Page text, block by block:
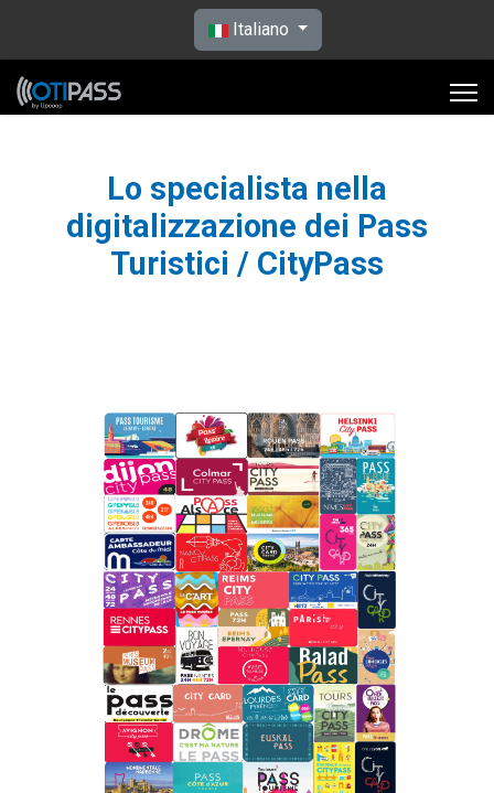
Seleziona la tua lingua
Italiano
Lo specialista nella
digitalizzazione dei Pass
Turistici / CityPass